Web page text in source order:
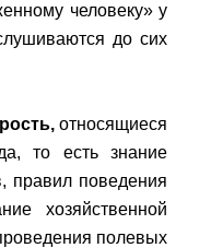
человеку» у
до сих
,относящиеся
то есть знание
правил поведения
хозяйственной
полевых